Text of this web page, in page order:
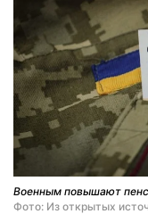
Военным повышают
Фото: Из открытых